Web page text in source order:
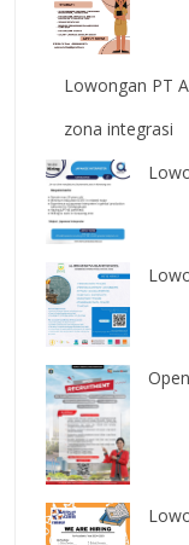
Lowongan PT
zona integrasi